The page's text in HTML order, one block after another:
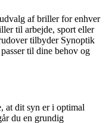
af briller for enhver
til arbejde, sport eller
tilbyder Synoptik
til dine behov og
at dit syn er i optimal
du en grundig